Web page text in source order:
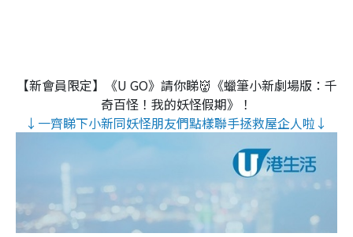
【新會員限定】《U GO》請你睇👹《蠟筆小新劇場版：千
奇百怪！我的妖怪假期》！
↓一齊睇下小新同妖怪朋友們點樣聯手拯救屋企人啦↓